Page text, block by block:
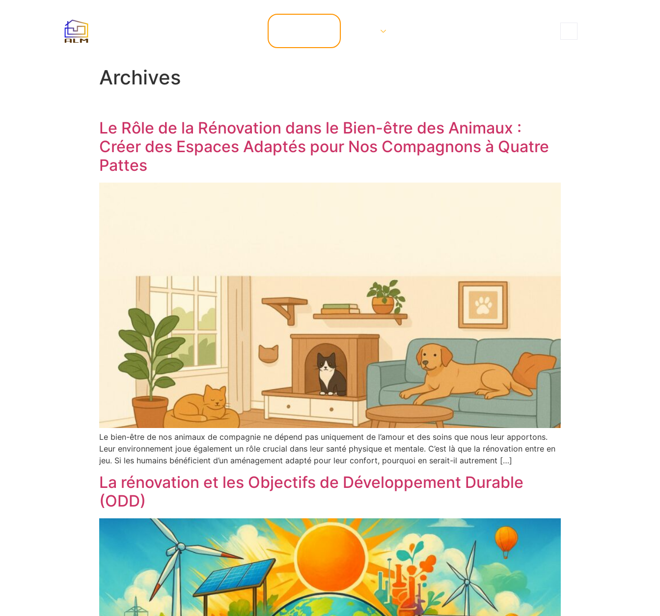
Archives
Le Rôle de la Rénovation dans le Bien-être des Animaux :
Créer des Espaces Adaptés pour Nos Compagnons à Quatre
Pattes
Le bien-être de nos animaux de compagnie ne dépend pas uniquement de l’amour et des soins que nous leur apportons.
Leur environnement joue également un rôle crucial dans leur santé physique et mentale. C’est là que la rénovation entre en
jeu. Si les humains bénéficient d’un aménagement adapté pour leur confort, pourquoi en serait-il autrement […]
La rénovation et les Objectifs de Développement Durable
(ODD)